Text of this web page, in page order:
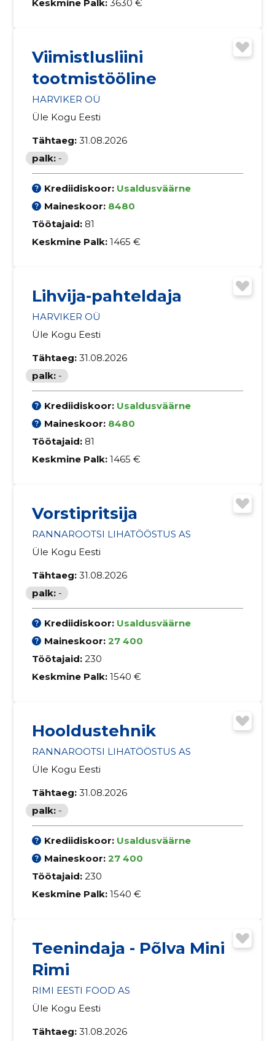
Keskmine Palk: 3630 €
Viimistlusliini
tootmistööline
HARVIKER OÜ
Üle Kogu Eesti
Tähtaeg: 31.08.2026
palk: -
Krediidiskoor: Usaldusväärne
Maineskoor: 8480
Töötajaid: 81
Keskmine Palk: 1465 €
Lihvija-pahteldaja
HARVIKER OÜ
Üle Kogu Eesti
Tähtaeg: 31.08.2026
palk: -
Krediidiskoor: Usaldusväärne
Maineskoor: 8480
Töötajaid: 81
Keskmine Palk: 1465 €
Vorstipritsija
RANNAROOTSI LIHATÖÖSTUS AS
Üle Kogu Eesti
Tähtaeg: 31.08.2026
palk: -
Krediidiskoor: Usaldusväärne
Maineskoor: 27 400
Töötajaid: 230
Keskmine Palk: 1540 €
Hooldustehnik
RANNAROOTSI LIHATÖÖSTUS AS
Üle Kogu Eesti
Tähtaeg: 31.08.2026
palk: -
Krediidiskoor: Usaldusväärne
Maineskoor: 27 400
Töötajaid: 230
Keskmine Palk: 1540 €
Teenindaja - Põlva Mini
Rimi
RIMI EESTI FOOD AS
Üle Kogu Eesti
Tähtaeg: 31.08.2026